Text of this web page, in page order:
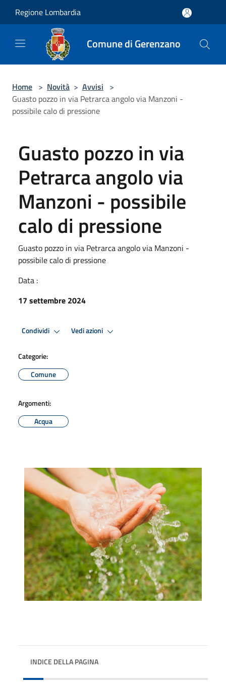
Regione Lombardia
Comune di Gerenzano
Home > Novità > Avvisi >
Guasto pozzo in via Petrarca angolo via Manzoni -
possibile calo di pressione
Guasto pozzo in via
Petrarca angolo via
Manzoni - possibile
calo di pressione
Guasto pozzo in via Petrarca angolo via Manzoni -
possibile calo di pressione
Data :
17 settembre 2024
Condividi Vedi azioni
Categorie:
Comune
Argomenti:
Acqua
INDICE DELLA PAGINA